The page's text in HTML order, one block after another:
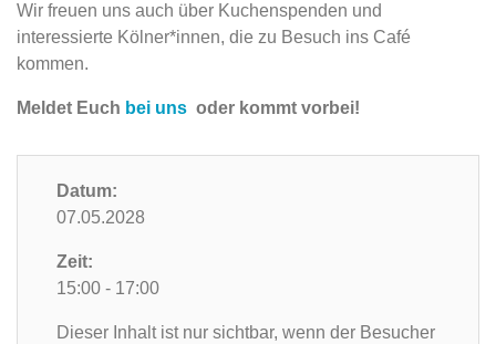
Wir freuen uns auch über Kuchenspenden und
interessierte Kölner*innen, die zu Besuch ins Café
kommen.
Meldet Euch bei uns oder kommt vorbei!
Datum:
07.05.2028
Zeit:
15:00 - 17:00
Dieser Inhalt ist nur sichtbar, wenn der Besucher